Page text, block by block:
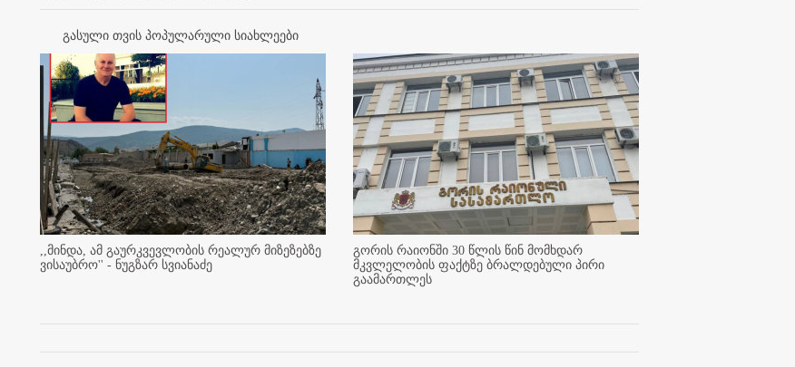
გასული თვის პოპულარული სიახლეები
,,მინდა, ამ გაურკვევლობის რეალურ მიზეზებზე
ვისაუბრო'' - ნუგზარ სვიანაძე
გორის რაიონში 30 წლის წინ მომხდარ
მკვლელობის ფაქტზე ბრალდებული პირი
გაამართლეს